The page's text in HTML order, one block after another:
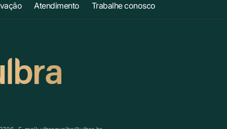
Atendimento Trabalhe conosco